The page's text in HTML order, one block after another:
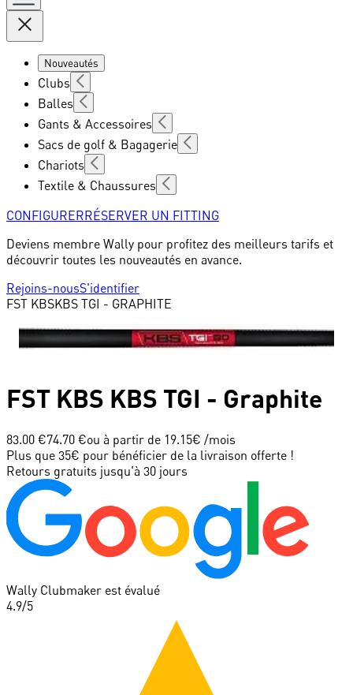
Nouveautés
Clubs
Balles
Gants & Accessoires
Sacs de golf & Bagagerie
Chariots
Textile & Chaussures
CONFIGURERRÉSERVER UN FITTING
Deviens membre Wally pour profitez des meilleurs tarifs et
découvrir toutes les nouveautés en avance.
Rejoins-nousS'identifier
FST KBSKBS TGI - GRAPHITE
FST KBS KBS TGI - Graphite
83.00 €74.70 €ou à partir de 19.15€ /mois
Plus que 35€ pour bénéficier de la livraison offerte !
Retours gratuits jusqu'à 30 jours
Wally Clubmaker est évalué
4.9/5